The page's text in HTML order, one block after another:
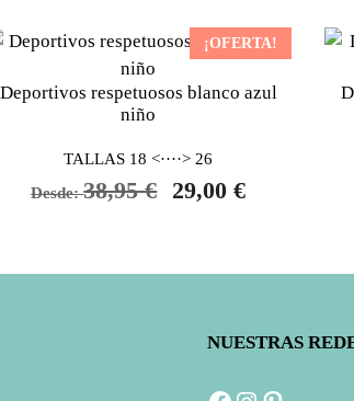
¡OFERTA!
Deportivos respetuosos blanco azul
niño
TALLAS 18 <····> 26
Desde:38,95€ 29,00€
NUESTRAS